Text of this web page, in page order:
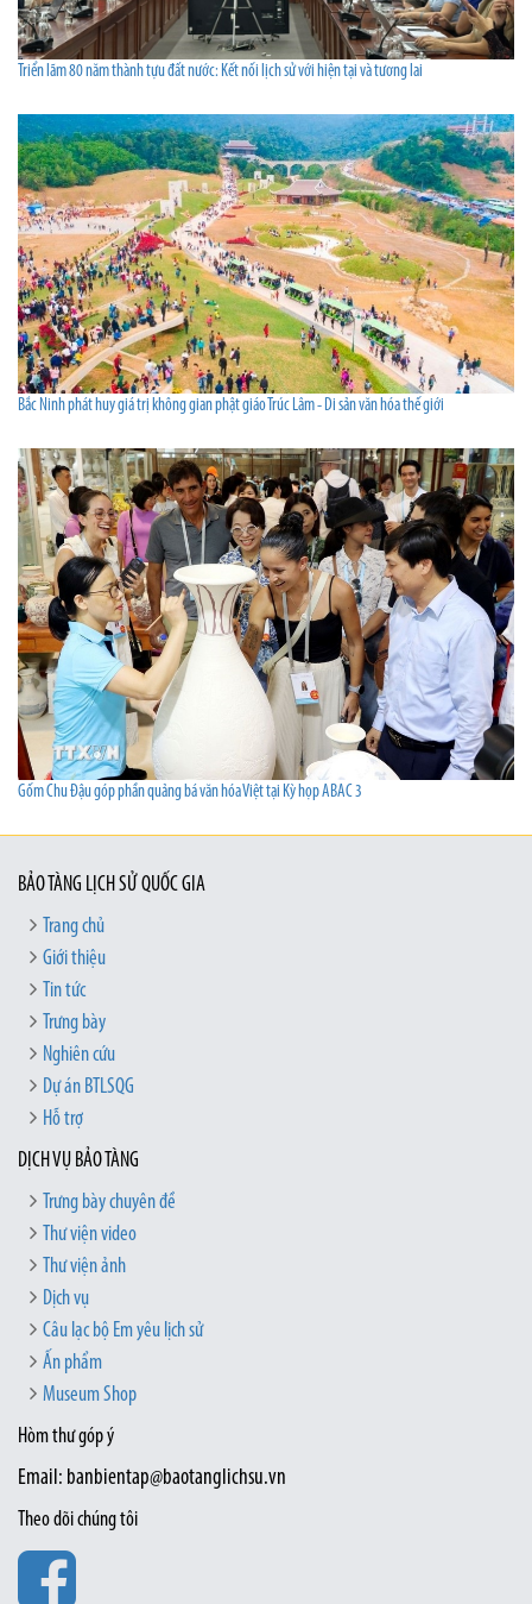
Triển lãm 80 năm thành tựu đất nước: Kết nối lịch sử với hiện tại và tương lai
Bắc Ninh phát huy giá trị không gian phật giáo Trúc Lâm - Di sản văn hóa thế giới
Gốm Chu Đậu góp phần quảng bá văn hóa Việt tại Kỳ họp ABAC 3
BẢO TÀNG LỊCH SỬ QUỐC GIA
Trang chủ
Giới thiệu
Tin tức
Trưng bày
Nghiên cứu
Dự án BTLSQG
Hỗ trợ
DỊCH VỤ BẢO TÀNG
Trưng bày chuyên đề
Thư viện video
Thư viện ảnh
Dịch vụ
Câu lạc bộ Em yêu lịch sử
Ấn phẩm
Museum Shop
Hòm thư góp ý
Email: banbientap@baotanglichsu.vn
Theo dõi chúng tôi